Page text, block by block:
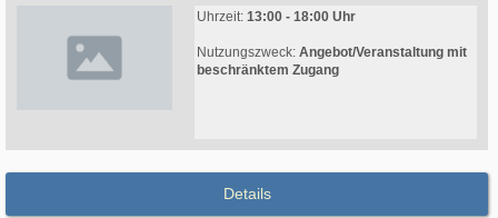
Uhrzeit: 13:00 - 18:00 Uhr
Nutzungszweck: Angebot/Veranstaltung mit
beschränktem Zugang
Details